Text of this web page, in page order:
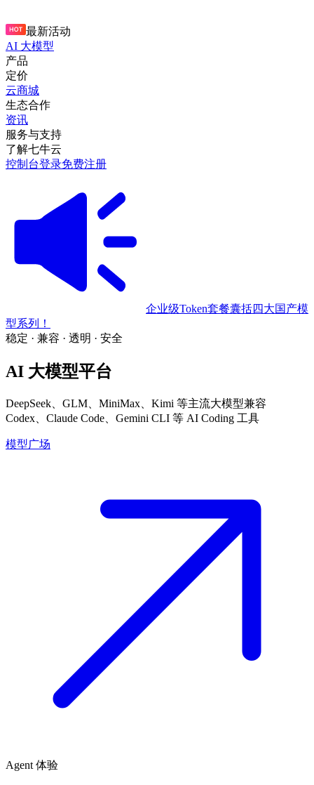
最新活动
AI 大模型
产品
定价
云商城
生态合作
资讯
服务与支持
了解七牛云
控制台登录免费注册
企业级Token套餐囊括四大国产模
型系列！
稳定 · 兼容 · 透明 · 安全
AI 大模型平台
DeepSeek、GLM、MiniMax、Kimi 等主流大模型兼容
Codex、Claude Code、Gemini CLI 等 AI Coding 工具
模型广场
Agent 体验